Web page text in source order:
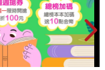
寫完，甚至因為要
另外找別的工作做。
，如果我沒有控制自
身體消耗完。」她也